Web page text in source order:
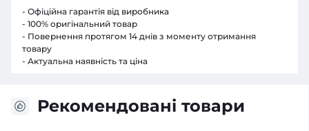
Рекомендовані товари
- Офіційна гарантія від виробника
- 100% оригінальний товар
- Повернення протягом 14 днів з моменту отримання
товару
- Актуальна наявність та ціна